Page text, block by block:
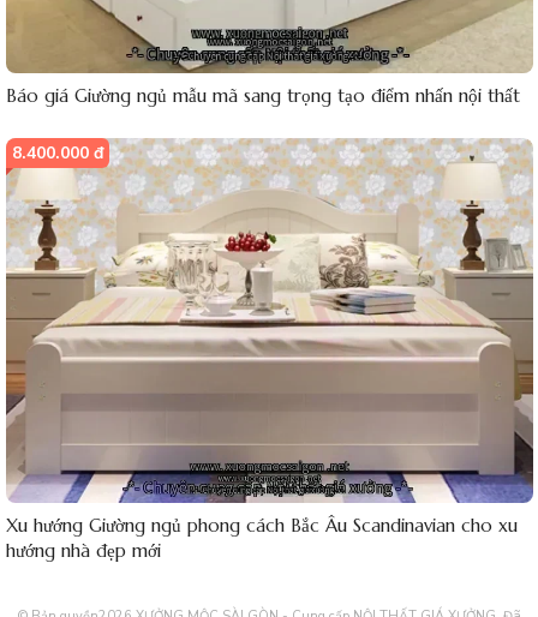
Báo giá Giường ngủ mẫu mã sang trọng tạo điểm nhấn nội thất
8.400.000 đ
Xu hướng Giường ngủ phong cách Bắc Âu Scandinavian cho xu
hướng nhà đẹp mới